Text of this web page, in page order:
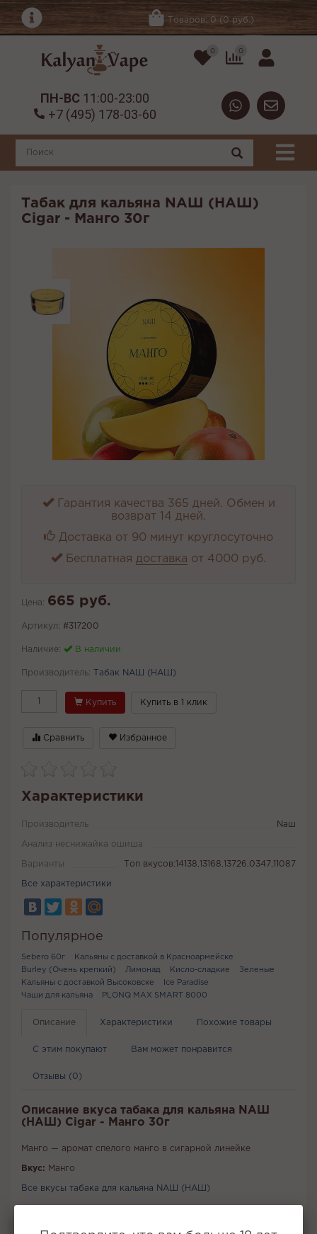
Товаров: 0 (0 руб.)
0 0
ПН-ВС 11:00-23:00
+7 (495) 178-03-60
Табак для кальяна NАШ (НАШ)
Cigar - Манго 30г
Гарантия качества 365 дней. Обмен и
возврат 14 дней.
Доставка от 90 минут круглосуточно
Бесплатная доставка от 4000 руб.
Цена: 665 руб.
Артикул: #317200
Наличие: В наличии
Производитель: Табак NАШ (НАШ)
Купить Купить в 1 клик
Сравнить Избранное
Характеристики
Производитель Naш
Анализ неснижайка ошиша
Варианты Топ вкусов:14138,13168,13726,0347,11087
Все характеристики
Популярное
Sebero 60г
Кальяны с доставкой в Красноармейске
Burley (Очень крепкий)
Лимонад Кисло-сладкие
Зеленые
Кальяны с доставкой Высоковске
Ice Paradise
Чаши для кальяна
PLONQ MAX SMART 8000
Описание Характеристики Похожие товары
С этим покупают Вам может понравится
Отзывы (0)
Описание вкуса табака для кальяна NАШ
(НАШ) Cigar - Манго 30г
Манго — аромат спелого манго в сигарной линейке
Вкус: Манго
Все вкусы табака для кальяна NАШ (НАШ)